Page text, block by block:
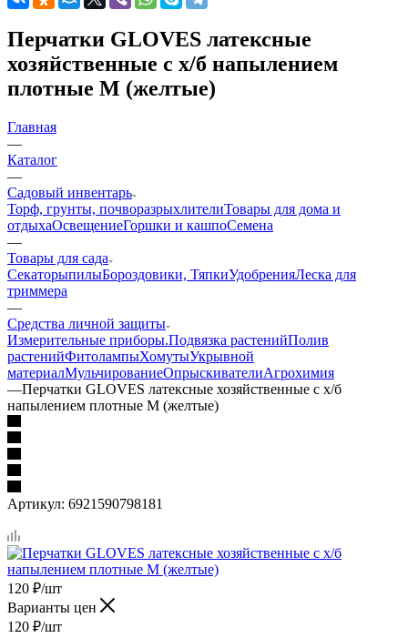
Перчатки GLOVES латексные
хозяйственные с х/б напылением
плотные М (желтые)
Главная
—
Каталог
—
Садовый инвентарь
Торф, грунты, почворазрыхлителиТовары для дома и
отдыхаОсвещениеГоршки и кашпоСемена
—
Товары для сада
СекаторыпилыБороздовики, ТяпкиУдобренияЛеска для
триммера
—
Средства личной защиты
Измерительные приборы.Подвязка растенийПолив
растенийФитолампыХомутыУкрывной
материалМульчированиеОпрыскивателиАгрохимия
—Перчатки GLOVES латексные хозяйственные с х/б
напылением плотные М (желтые)
Артикул: 6921590798181
120 ₽/шт
Варианты цен
120 ₽/шт